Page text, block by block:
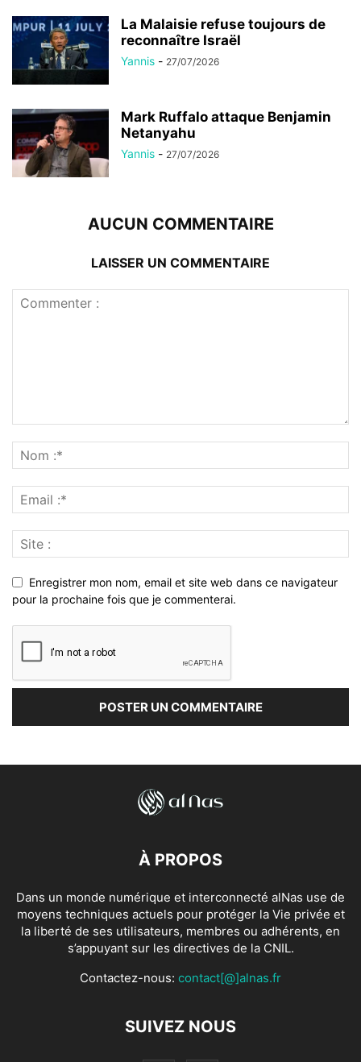
La Malaisie refuse toujours de
reconnaître Israël
Yannis - 27/07/2026
Mark Ruffalo attaque Benjamin
Netanyahu
Yannis - 27/07/2026
AUCUN COMMENTAIRE
LAISSER UN COMMENTAIRE
Enregistrer mon nom, email et site web dans ce navigateur
pour la prochaine fois que je commenterai.
À PROPOS
Dans un monde numérique et interconnecté alNas use de
moyens techniques actuels pour protéger la Vie privée et
la liberté de ses utilisateurs, membres ou adhérents, en
s’appuyant sur les directives de la CNIL.
Contactez-nous: contact[@]alnas.fr
SUIVEZ NOUS